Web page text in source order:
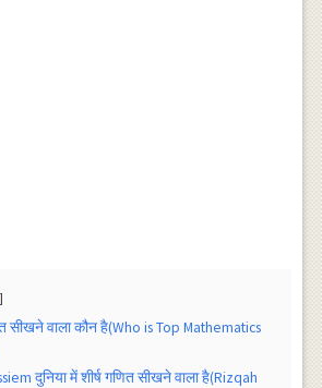
सीखने वाला कौन है(Who is Top Mathematics
दुनिया में शीर्ष गणित सीखने वाला है(Rizqah